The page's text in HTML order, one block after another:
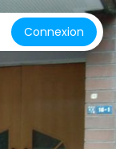
Connexion